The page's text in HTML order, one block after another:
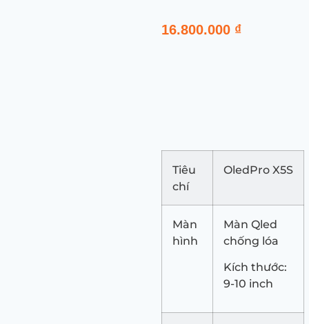
16.800.000 ₫
Tiêu
chí
OledPro X5S
Màn
hình
Màn Qled
chống lóa
Kích thước:
9-10 inch